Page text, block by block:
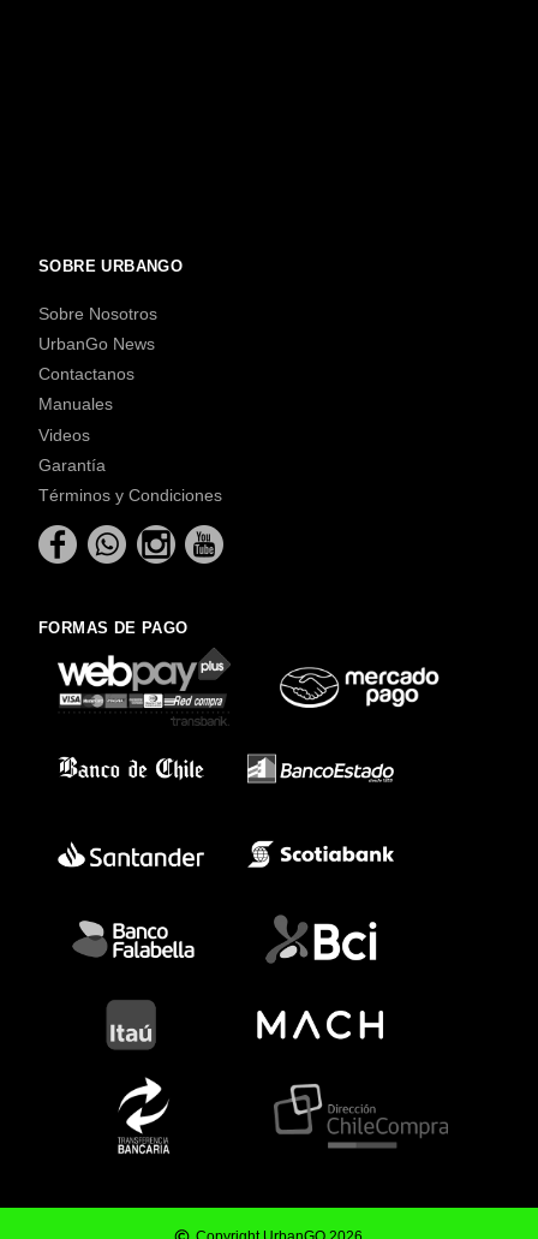
SOBRE URBANGO
Sobre Nosotros
UrbanGo News
Contactanos
Manuales
Videos
Garantía
Términos y Condiciones
FORMAS DE PAGO